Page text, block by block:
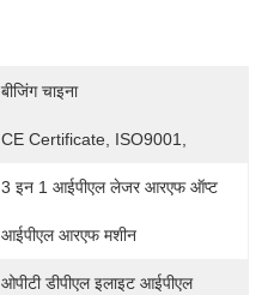
बीजिंग चाइना
CE Certificate, ISO9001,
3 इन 1 आईपीएल लेजर आरएफ ऑप्ट
आईपीएल आरएफ मशीन
ओपीटी डीपीएल इलाइट आईपीएल